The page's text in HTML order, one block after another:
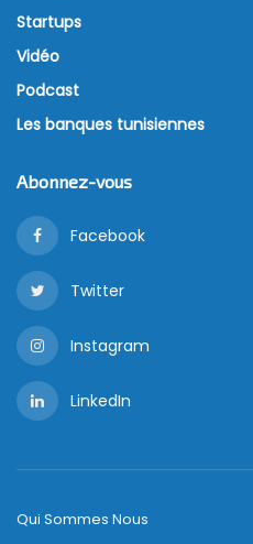
Startups
Vidéo
Podcast
Les banques tunisiennes
Abonnez-vous
Facebook
Twitter
Instagram
LinkedIn
Qui Sommes Nous